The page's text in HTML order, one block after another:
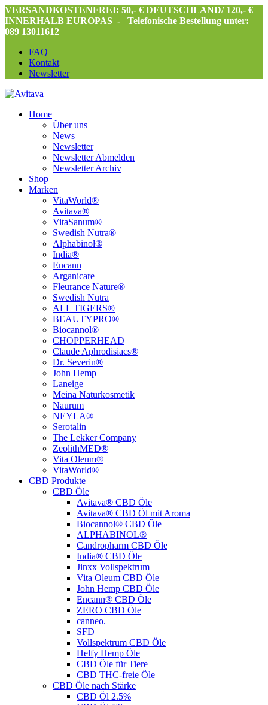
VERSANDKOSTENFREI: 50,- € DEUTSCHLAND/ 120,- €
INNERHALB EUROPAS -
Telefonische Bestellung unter:
089 13011612
FAQ
Kontakt
Newsletter
Home
Über uns
News
Newsletter
Newsletter Abmelden
Newsletter Archiv
Shop
Marken
VitaWorld®
Avitava®
VitaSanum®
Swedish Nutra®
Alphabinol®
India®
Encann
Arganicare
Fleurance Nature®
Swedish Nutra
ALL TIGERS®
BEAUTYPRO®
Biocannol®
CHOPPERHEAD
Claude Aphrodisiacs®
Dr. Severin®
John Hemp
Laneige
Meina Naturkosmetik
Naurum
NEYLA®
Serotalin
The Lekker Company
ZeolithMED®
Vita Oleum®
VitaWorld®
CBD Produkte
CBD Öle
Avitava® CBD Öle
Avitava® CBD Öl mit Aroma
Biocannol® CBD Öle
ALPHABINOL®
Candropharm CBD Öle
India® CBD Öle
Jinxx Vollspektrum
Vita Oleum CBD Öle
John Hemp CBD Öle
Encann® CBD Öle
ZERO CBD Öle
canneo.
SFD
Vollspektrum CBD Öle
Helfy Hemp Öle
CBD Öle für Tiere
CBD THC-freie Öle
CBD Öle nach Stärke
CBD Öl 2.5%